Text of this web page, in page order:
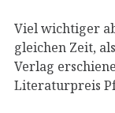
Viel wichtiger
gleichen Zeit,
Verlag
Literaturpreis